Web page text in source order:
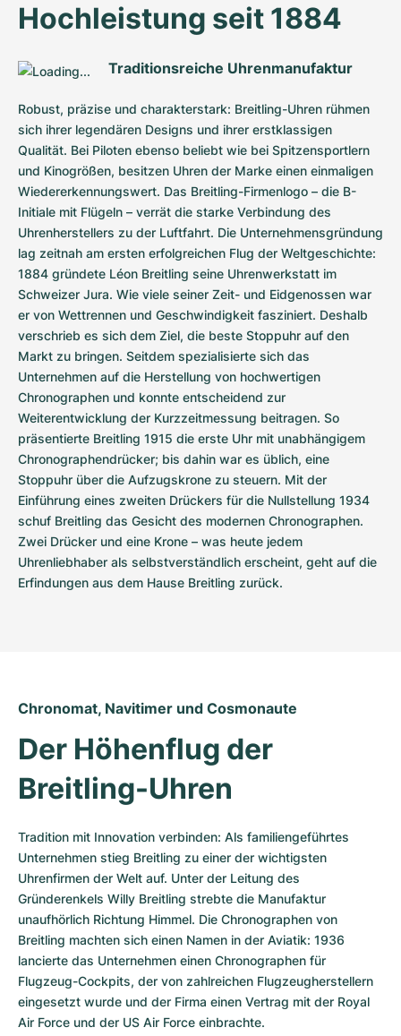
Hochleistung seit 1884
Traditionsreiche Uhrenmanufaktur
Robust, präzise und charakterstark: Breitling-Uhren rühmen
sich ihrer legendären Designs und ihrer erstklassigen
Qualität. Bei Piloten ebenso beliebt wie bei Spitzensportlern
und Kinogrößen, besitzen Uhren der Marke einen einmaligen
Wiedererkennungswert. Das Breitling-Firmenlogo – die B-
Initiale mit Flügeln – verrät die starke Verbindung des
Uhrenherstellers zu der Luftfahrt. Die Unternehmensgründung
lag zeitnah am ersten erfolgreichen Flug der Weltgeschichte:
1884 gründete Léon Breitling seine Uhrenwerkstatt im
Schweizer Jura. Wie viele seiner Zeit- und Eidgenossen war
er von Wettrennen und Geschwindigkeit fasziniert. Deshalb
verschrieb es sich dem Ziel, die beste Stoppuhr auf den
Markt zu bringen. Seitdem spezialisierte sich das
Unternehmen auf die Herstellung von hochwertigen
Chronographen und konnte entscheidend zur
Weiterentwicklung der Kurzzeitmessung beitragen. So
präsentierte Breitling 1915 die erste Uhr mit unabhängigem
Chronographendrücker; bis dahin war es üblich, eine
Stoppuhr über die Aufzugskrone zu steuern. Mit der
Einführung eines zweiten Drückers für die Nullstellung 1934
schuf Breitling das Gesicht des modernen Chronographen.
Zwei Drücker und eine Krone – was heute jedem
Uhrenliebhaber als selbstverständlich erscheint, geht auf die
Erfindungen aus dem Hause Breitling zurück.
Chronomat, Navitimer und Cosmonaute
Der Höhenflug der
Breitling-Uhren
Tradition mit Innovation verbinden: Als familiengeführtes
Unternehmen stieg Breitling zu einer der wichtigsten
Uhrenfirmen der Welt auf. Unter der Leitung des
Gründerenkels Willy Breitling strebte die Manufaktur
unaufhörlich Richtung Himmel. Die Chronographen von
Breitling machten sich einen Namen in der Aviatik: 1936
lancierte das Unternehmen einen Chronographen für
Flugzeug-Cockpits, der von zahlreichen Flugzeugherstellern
eingesetzt wurde und der Firma einen Vertrag mit der Royal
Air Force und der US Air Force einbrachte.